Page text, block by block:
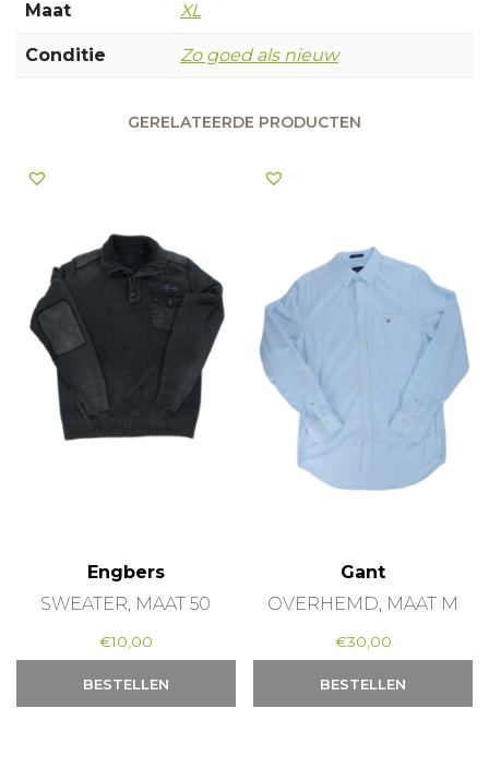
Maat XL
Conditie Zo goed als nieuw
GERELATEERDE PRODUCTEN
Engbers
SWEATER, MAAT 50
€10,00
BESTELLEN
Gant
OVERHEMD, MAAT M
€30,00
BESTELLEN